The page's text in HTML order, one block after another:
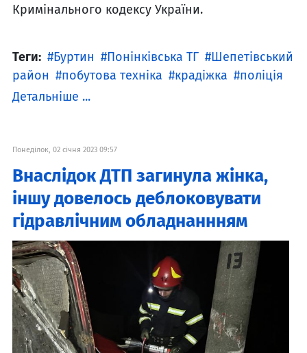
Кримінального кодексу України.
Теги: Буртин Понінківська ТГ
Шепетівський
район
побутова техніка крадіжка
поліція
Детальніше ...
Понеділок, 02 січня 2023 09:57
Внаслідок ДТП загинула жінка,
іншу довелось деблоковувати
гідравлічним обладнаннням